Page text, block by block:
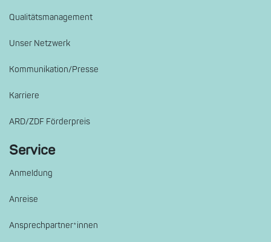
Qualitätsmanagement
Unser Netzwerk
Kommunikation/Presse
Karriere
ARD/ZDF Förderpreis
Service
Anmeldung
Anreise
Ansprechpartner*innen